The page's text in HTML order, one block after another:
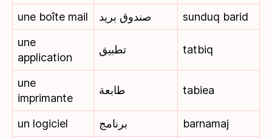
une boîte mail
صندوق بريد
sunduq barid
une
application
تطبيق tatbiq
une
imprimante
طابعة tabiea
un logiciel برنامج
barnamaj